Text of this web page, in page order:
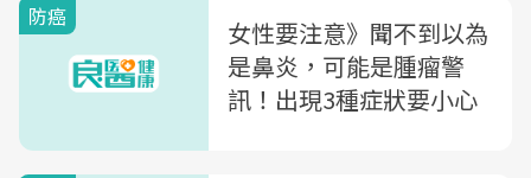
防癌
女性要注意》聞不到以為
是鼻炎，可能是腫瘤警
訊！出現3種症狀要小心